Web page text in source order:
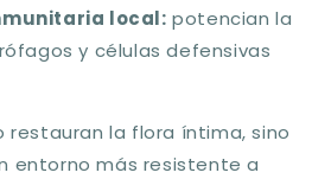
local: potencian la
y células defensivas
restauran la flora íntima, sino
entorno más resistente a